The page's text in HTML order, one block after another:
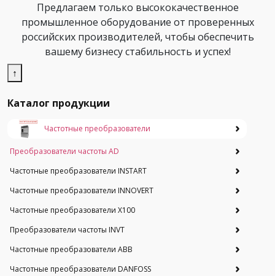
Предлагаем только высококачественное
промышленное оборудование от проверенных
российских производителей, чтобы обеспечить
вашему бизнесу стабильность и успех!
↑
Каталог продукции
Частотные преобразователи
Преобразователи частоты AD
Частотные преобразователи INSTART
Частотные преобразователи INNOVERT
Частотные преобразователи Х100
Преобразователи частоты INVT
Частотные преобразователи ABB
Частотные преобразователи DANFOSS